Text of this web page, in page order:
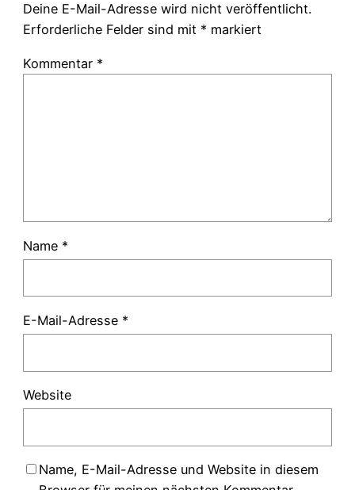
Deine E-Mail-Adresse wird nicht veröffentlicht.
Erforderliche Felder sind mit * markiert
Kommentar *
Name *
E-Mail-Adresse *
Website
Name, E-Mail-Adresse und Website in diesem